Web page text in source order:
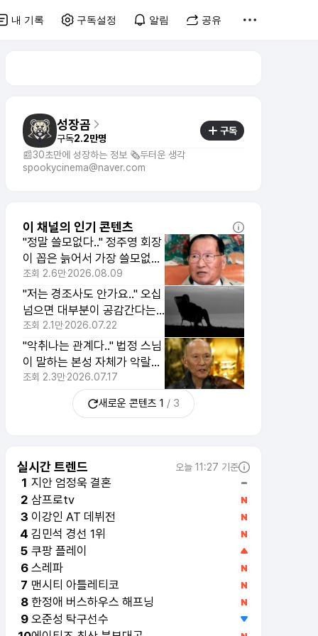
내 기록 구독설정 알림 공유
성장곰
구독2.2만명
구독
📰30초만에 성장하는 정보 🗞️두터운 생각
spookycinema@naver.com
이 채널의 인기 콘텐츠
"정말 쓸모없다.." 정주영 회장
이 꼽은 늙어서 가장 쓸모없는
습관 1위
조회 2.6만2026.08.09
"저는 경조사도 안가요.." 오십
넘으면 대부분이 공감간다는
'이 이유'
조회 2.1만2026.07.22
"악취나는 관계다.." 법정 스님
이 말하는 본성 자체가 악랄한
티나는 사람의 특징 4가지
조회 2.3만2026.07.17
새로운 콘텐츠 1 / 3
실시간 트렌드 오늘 11:27 기준
1 지안 엄정욱 결혼
2 삼프로tv
3 이강인 AT 데뷔전
4 김민석 경선 1위
5 쿠팡 플레이
6 스레파
7 맨시티 아틀레티코
8 한정애 버스하우스 해프닝
9 오준성 탁구선수